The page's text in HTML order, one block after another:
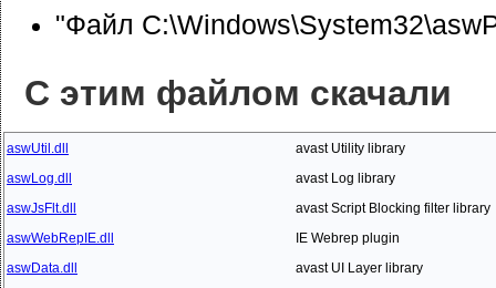
"Файл
С этим файлом скачали
aswUtil.dll
avast Utility library
aswLog.dll
avast Log library
aswJsFlt.dll
avast Script Blocking filter library
aswWebRepIE.dll
IE Webrep plugin
aswData.dll
avast UI Layer library